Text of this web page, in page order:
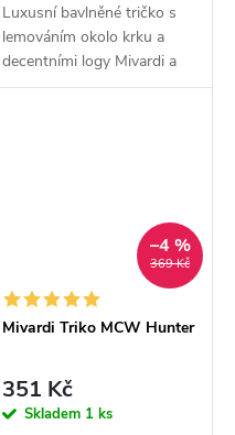
Luxusní bavlněné tričko s
lemováním okolo krku a
decentními logy Mivardi a
MCW
369 Kč
–4 %
Mivardi Triko MCW Hunter
351 Kč
Skladem 1 ks